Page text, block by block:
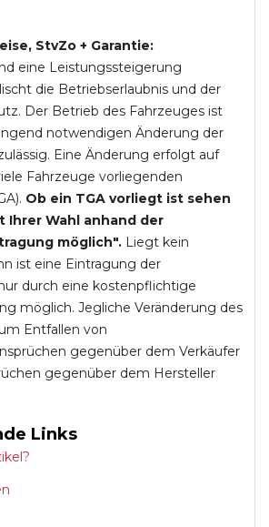
StvZo + Garantie:
eine Leistungssteigerung
die Betriebserlaubnis und der
Der Betrieb des Fahrzeuges ist
notwendigen Änderung der
Eine Änderung erfolgt auf
Fahrzeuge vorliegenden
Ob ein TGA vorliegt ist sehen
Ihrer Wahl anhand der
möglich". Liegt kein
ist eine Eintragung der
durch eine kostenpflichtige
möglich. Jegliche Veränderung des
Entfallen von
gegenüber dem Verkäufer
gegenüber dem Hersteller
Links